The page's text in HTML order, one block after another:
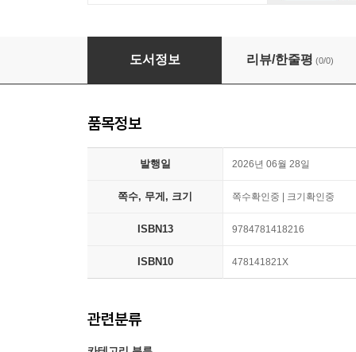
柴田多鶴子句集
도서정보 리뷰/한줄평 (0/0)
품목정보
발행일 2026년 06월 28일
쪽수, 무게, 크기 쪽수확인중 | 크기확인중
ISBN13 9784781418216
ISBN10 478141821X
관련분류